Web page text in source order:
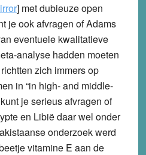
] met dubieuze open
je ook afvragen of Adams
eventuele kwalitatieve
analyse hadden moeten
zich immers op
in “in high- and middle-
je serieus afvragen of
en Libië daar wel onder
onderzoek werd
vitamine E aan de